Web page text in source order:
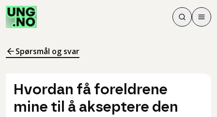
Søk
Søk
Meny
Spørsmål og svar
Hvordan få foreldrene
mine til å akseptere den